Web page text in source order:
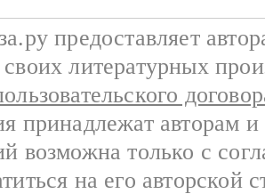
предоставляет
литературных
принадлежат авторам
возможна только с
на его авторской